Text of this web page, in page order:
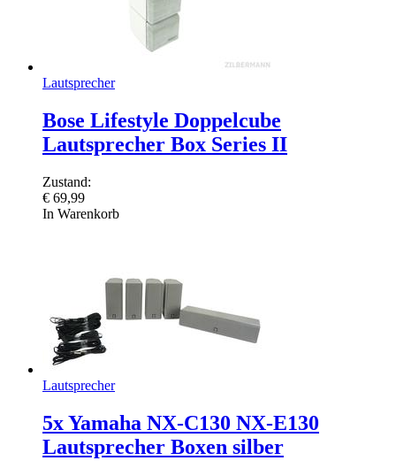
Lautsprecher
Bose Lifestyle Doppelcube
Lautsprecher Box Series II
Zustand:
€ 69,99
In Warenkorb
Lautsprecher
5x Yamaha NX-C130 NX-E130
Lautsprecher Boxen silber